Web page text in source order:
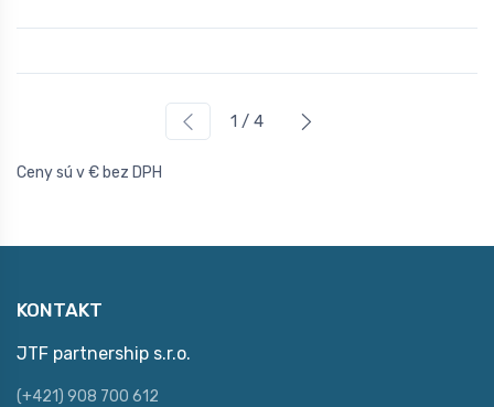
1 / 4
Ceny sú v € bez DPH
KONTAKT
JTF partnership s.r.o.
(+421) 908 700 612